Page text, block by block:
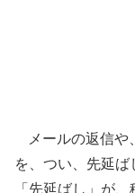
メールの返信や
を、つい、先延
「先延ばし」が